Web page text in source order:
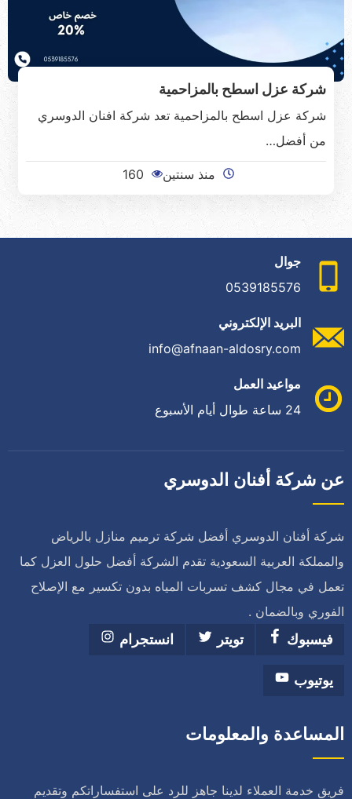
شركة عزل اسطح بالمزاحمية
شركة عزل اسطح بالمزاحمية تعد شركة افنان الدوسري
من أفضل…
منذ سنتين 160
جوال
0539185576
البريد الإلكتروني
info@afnaan-aldosry.com
مواعيد العمل
24 ساعة طوال أيام الأسبوع
عن شركة أفنان الدوسري
شركة أفنان الدوسري أفضل شركة ترميم منازل بالرياض
والمملكة العربية السعودية تقدم الشركة أفضل حلول العزل كما
تعمل في مجال كشف تسربات المياه بدون تكسير مع الإصلاح
الفوري وبالضمان .
فيسبوك
تويتر انستجرام
يوتيوب
المساعدة والمعلومات
فريق خدمة العملاء لدينا جاهز للرد على استفساراتكم وتقديم